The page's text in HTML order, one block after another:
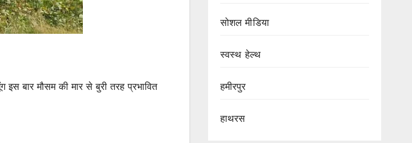
बार मौसम की मार से बुरी तरह प्रभावित
सोशल मीडिया
स्वस्थ हेल्थ
हमीरपुर
हाथरस